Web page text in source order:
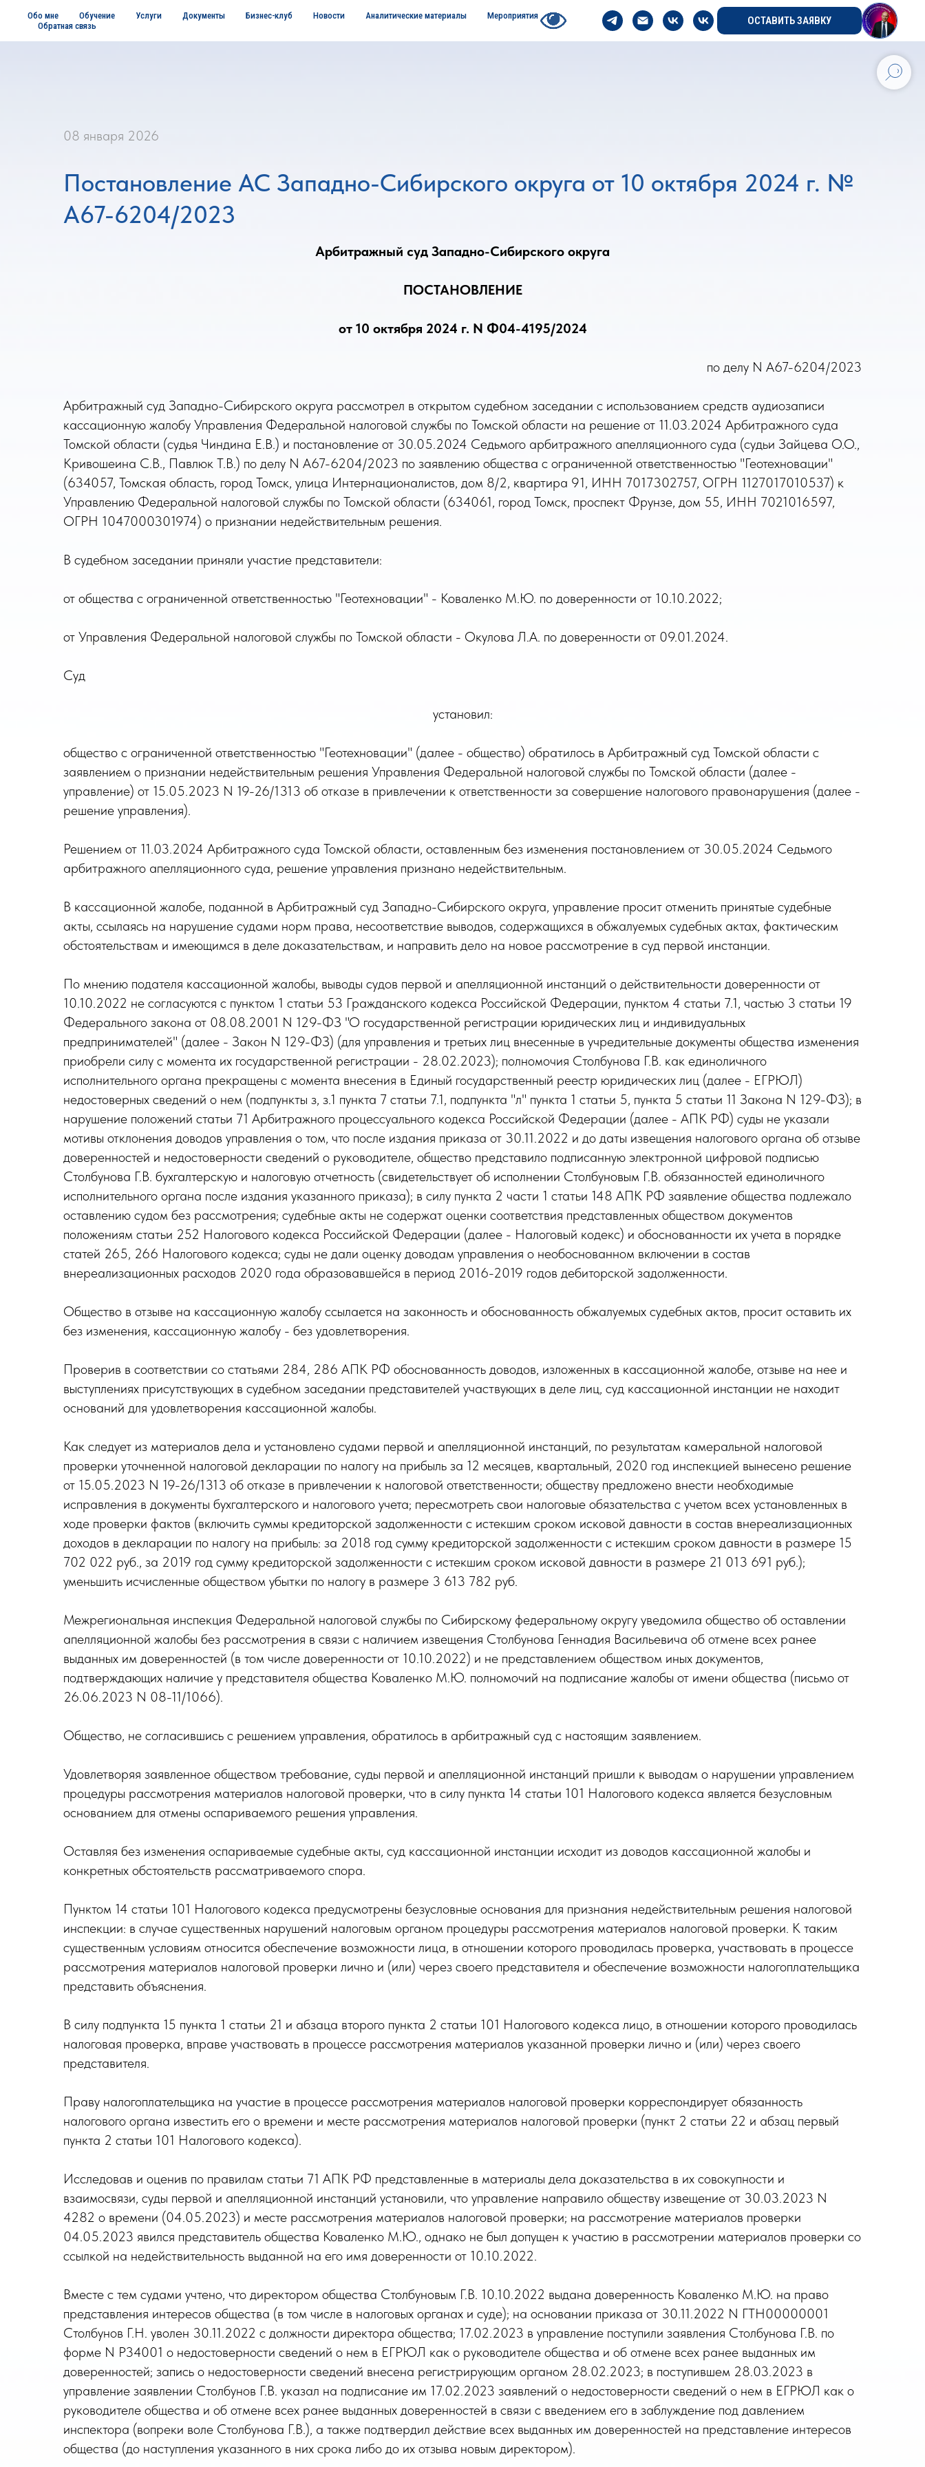
Обо мне Обучение Услуги Документы Бизнес-клуб Новости Аналитические материалы
Мероприятия
Обратная связь
ОСТАВИТЬ ЗАЯВКУ
08 января 2026
Постановление АС Западно-Сибирского округа от 10 октября 2024 г. №
А67-6204/2023
Арбитражный суд Западно-Сибирского округа
ПОСТАНОВЛЕНИЕ
от 10 октября 2024 г. N Ф04-4195/2024
по делу N А67-6204/2023
Арбитражный суд Западно-Сибирского округа рассмотрел в открытом судебном заседании с использованием средств аудиозаписи
кассационную жалобу Управления Федеральной налоговой службы по Томской области на решение от 11.03.2024 Арбитражного суда
Томской области (судья Чиндина Е.В.) и постановление от 30.05.2024 Седьмого арбитражного апелляционного суда (судьи Зайцева О.О.,
Кривошеина С.В., Павлюк Т.В.) по делу N А67-6204/2023 по заявлению общества с ограниченной ответственностью "Геотехновации"
(634057, Томская область, город Томск, улица Интернационалистов, дом 8/2, квартира 91, ИНН 7017302757, ОГРН 1127017010537) к
Управлению Федеральной налоговой службы по Томской области (634061, город Томск, проспект Фрунзе, дом 55, ИНН 7021016597,
ОГРН 1047000301974) о признании недействительным решения.
В судебном заседании приняли участие представители:
от общества с ограниченной ответственностью "Геотехновации" - Коваленко М.Ю. по доверенности от 10.10.2022;
от Управления Федеральной налоговой службы по Томской области - Окулова Л.А. по доверенности от 09.01.2024.
Суд
установил:
общество с ограниченной ответственностью "Геотехновации" (далее - общество) обратилось в Арбитражный суд Томской области с
заявлением о признании недействительным решения Управления Федеральной налоговой службы по Томской области (далее -
управление) от 15.05.2023 N 19-26/1313 об отказе в привлечении к ответственности за совершение налогового правонарушения (далее -
решение управления).
Решением от 11.03.2024 Арбитражного суда Томской области, оставленным без изменения постановлением от 30.05.2024 Седьмого
арбитражного апелляционного суда, решение управления признано недействительным.
В кассационной жалобе, поданной в Арбитражный суд Западно-Сибирского округа, управление просит отменить принятые судебные
акты, ссылаясь на нарушение судами норм права, несоответствие выводов, содержащихся в обжалуемых судебных актах, фактическим
обстоятельствам и имеющимся в деле доказательствам, и направить дело на новое рассмотрение в суд первой инстанции.
По мнению подателя кассационной жалобы, выводы судов первой и апелляционной инстанций о действительности доверенности от
10.10.2022 не согласуются с пунктом 1 статьи 53 Гражданского кодекса Российской Федерации, пунктом 4 статьи 7.1, частью 3 статьи 19
Федерального закона от 08.08.2001 N 129-ФЗ "О государственной регистрации юридических лиц и индивидуальных
предпринимателей" (далее - Закон N 129-ФЗ) (для управления и третьих лиц внесенные в учредительные документы общества изменения
приобрели силу с момента их государственной регистрации - 28.02.2023); полномочия Столбунова Г.В. как единоличного
исполнительного органа прекращены с момента внесения в Единый государственный реестр юридических лиц (далее - ЕГРЮЛ)
недостоверных сведений о нем (подпункты з, з.1 пункта 7 статьи 7.1, подпункта "л" пункта 1 статьи 5, пункта 5 статьи 11 Закона N 129-ФЗ); в
нарушение положений статьи 71 Арбитражного процессуального кодекса Российской Федерации (далее - АПК РФ) суды не указали
мотивы отклонения доводов управления о том, что после издания приказа от 30.11.2022 и до даты извещения налогового органа об отзыве
доверенностей и недостоверности сведений о руководителе, общество представило подписанную электронной цифровой подписью
Столбунова Г.В. бухгалтерскую и налоговую отчетность (свидетельствует об исполнении Столбуновым Г.В. обязанностей единоличного
исполнительного органа после издания указанного приказа); в силу пункта 2 части 1 статьи 148 АПК РФ заявление общества подлежало
оставлению судом без рассмотрения; судебные акты не содержат оценки соответствия представленных обществом документов
положениям статьи 252 Налогового кодекса Российской Федерации (далее - Налоговый кодекс) и обоснованности их учета в порядке
статей 265, 266 Налогового кодекса; суды не дали оценку доводам управления о необоснованном включении в состав
внереализационных расходов 2020 года образовавшейся в период 2016-2019 годов дебиторской задолженности.
Общество в отзыве на кассационную жалобу ссылается на законность и обоснованность обжалуемых судебных актов, просит оставить их
без изменения, кассационную жалобу - без удовлетворения.
Проверив в соответствии со статьями 284, 286 АПК РФ обоснованность доводов, изложенных в кассационной жалобе, отзыве на нее и
выступлениях присутствующих в судебном заседании представителей участвующих в деле лиц, суд кассационной инстанции не находит
оснований для удовлетворения кассационной жалобы.
Как следует из материалов дела и установлено судами первой и апелляционной инстанций, по результатам камеральной налоговой
проверки уточненной налоговой декларации по налогу на прибыль за 12 месяцев, квартальный, 2020 год инспекцией вынесено решение
от 15.05.2023 N 19-26/1313 об отказе в привлечении к налоговой ответственности; обществу предложено внести необходимые
исправления в документы бухгалтерского и налогового учета; пересмотреть свои налоговые обязательства с учетом всех установленных в
ходе проверки фактов (включить суммы кредиторской задолженности с истекшим сроком исковой давности в состав внереализационных
доходов в декларации по налогу на прибыль: за 2018 год сумму кредиторской задолженности с истекшим сроком давности в размере 15
702 022 руб., за 2019 год сумму кредиторской задолженности с истекшим сроком исковой давности в размере 21 013 691 руб.);
уменьшить исчисленные обществом убытки по налогу в размере 3 613 782 руб.
Межрегиональная инспекция Федеральной налоговой службы по Сибирскому федеральному округу уведомила общество об оставлении
апелляционной жалобы без рассмотрения в связи с наличием извещения Столбунова Геннадия Васильевича об отмене всех ранее
выданных им доверенностей (в том числе доверенности от 10.10.2022) и не представлением обществом иных документов,
подтверждающих наличие у представителя общества Коваленко М.Ю. полномочий на подписание жалобы от имени общества (письмо от
26.06.2023 N 08-11/1066).
Общество, не согласившись с решением управления, обратилось в арбитражный суд с настоящим заявлением.
Удовлетворяя заявленное обществом требование, суды первой и апелляционной инстанций пришли к выводам о нарушении управлением
процедуры рассмотрения материалов налоговой проверки, что в силу пункта 14 статьи 101 Налогового кодекса является безусловным
основанием для отмены оспариваемого решения управления.
Оставляя без изменения оспариваемые судебные акты, суд кассационной инстанции исходит из доводов кассационной жалобы и
конкретных обстоятельств рассматриваемого спора.
Пунктом 14 статьи 101 Налогового кодекса предусмотрены безусловные основания для признания недействительным решения налоговой
инспекции: в случае существенных нарушений налоговым органом процедуры рассмотрения материалов налоговой проверки. К таким
существенным условиям относится обеспечение возможности лица, в отношении которого проводилась проверка, участвовать в процессе
рассмотрения материалов налоговой проверки лично и (или) через своего представителя и обеспечение возможности налогоплательщика
представить объяснения.
В силу подпункта 15 пункта 1 статьи 21 и абзаца второго пункта 2 статьи 101 Налогового кодекса лицо, в отношении которого проводилась
налоговая проверка, вправе участвовать в процессе рассмотрения материалов указанной проверки лично и (или) через своего
представителя.
Праву налогоплательщика на участие в процессе рассмотрения материалов налоговой проверки корреспондирует обязанность
налогового органа известить его о времени и месте рассмотрения материалов налоговой проверки (пункт 2 статьи 22 и абзац первый
пункта 2 статьи 101 Налогового кодекса).
Исследовав и оценив по правилам статьи 71 АПК РФ представленные в материалы дела доказательства в их совокупности и
взаимосвязи, суды первой и апелляционной инстанций установили, что управление направило обществу извещение от 30.03.2023 N
4282 о времени (04.05.2023) и месте рассмотрения материалов налоговой проверки; на рассмотрение материалов проверки
04.05.2023 явился представитель общества Коваленко М.Ю., однако не был допущен к участию в рассмотрении материалов проверки со
ссылкой на недействительность выданной на его имя доверенности от 10.10.2022.
Вместе с тем судами учтено, что директором общества Столбуновым Г.В. 10.10.2022 выдана доверенность Коваленко М.Ю. на право
представления интересов общества (в том числе в налоговых органах и суде); на основании приказа от 30.11.2022 N ГТН00000001
Столбунов Г.Н. уволен 30.11.2022 с должности директора общества; 17.02.2023 в управление поступили заявления Столбунова Г.В. по
форме N Р34001 о недостоверности сведений о нем в ЕГРЮЛ как о руководителе общества и об отмене всех ранее выданных им
доверенностей; запись о недостоверности сведений внесена регистрирующим органом 28.02.2023; в поступившем 28.03.2023 в
управление заявлении Столбунов Г.В. указал на подписание им 17.02.2023 заявлений о недостоверности сведений о нем в ЕГРЮЛ как о
руководителе общества и об отмене всех ранее выданных доверенностей в связи с введением его в заблуждение под давлением
инспектора (вопреки воле Столбунова Г.В.), а также подтвердил действие всех выданных им доверенностей на представление интересов
общества (до наступления указанного в них срока либо до их отзыва новым директором).